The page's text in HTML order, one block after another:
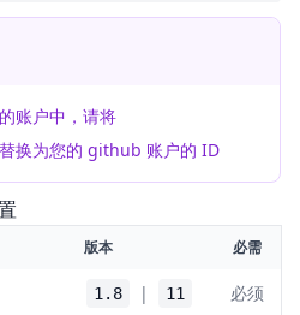
账户中，请将
替换为您的 github 账户的 ID
版本 必需
1.8 | 11 必须